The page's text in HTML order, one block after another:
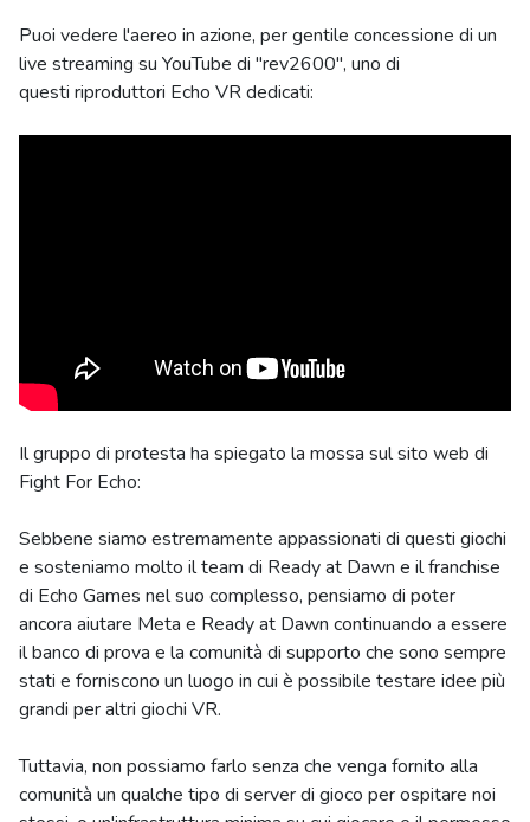
Puoi vedere l'aereo in azione, per gentile concessione di un
live streaming su YouTube di "rev2600", uno di
questi riproduttori Echo VR dedicati:
Il gruppo di protesta ha spiegato la mossa sul sito web di
Fight For Echo:
Sebbene siamo estremamente appassionati di questi giochi
e sosteniamo molto il team di Ready at Dawn e il franchise
di Echo Games nel suo complesso, pensiamo di poter
ancora aiutare Meta e Ready at Dawn continuando a essere
il banco di prova e la comunità di supporto che sono sempre
stati e forniscono un luogo in cui è possibile testare idee più
grandi per altri giochi VR.
Tuttavia, non possiamo farlo senza che venga fornito alla
comunità un qualche tipo di server di gioco per ospitare noi